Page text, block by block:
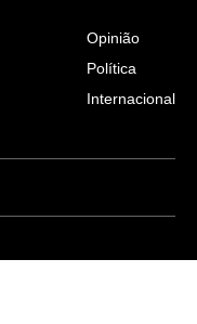
Opinião
Política
Internacional